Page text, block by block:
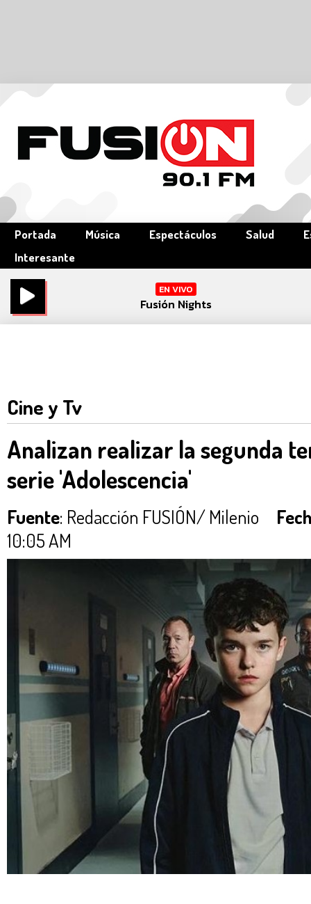
Portada Música Espectáculos Salud
Interesante
EN VIVO
Fusión Nights
Cine y Tv
Analizan realizar la segunda
serie 'Adolescencia'
Fuente: Redacción FUSIÓN/ Milenio
10:05 AM